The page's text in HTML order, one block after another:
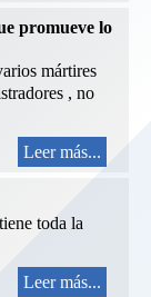
promueve lo
mártires
, no
Leer más...
toda la
Leer más...